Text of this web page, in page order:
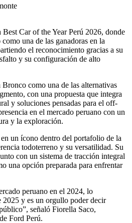
Car of the Year Perú 2026, donde
una de las ganadoras en la
el reconocimiento gracias a su
y su configuración de alto
como una de las alternativas
con una propuesta que integra
y soluciones pensadas para el off-
en el mercado peruano con un
y la exploración.
un ícono dentro del portafolio de la
todoterreno y su versatilidad. Su
con un sistema de tracción integral
una opción preparada para enfrentar
peruano en el 2024, lo
2025 y es un orgullo poder decir
señaló Fiorella Saco,
Ford Perú.